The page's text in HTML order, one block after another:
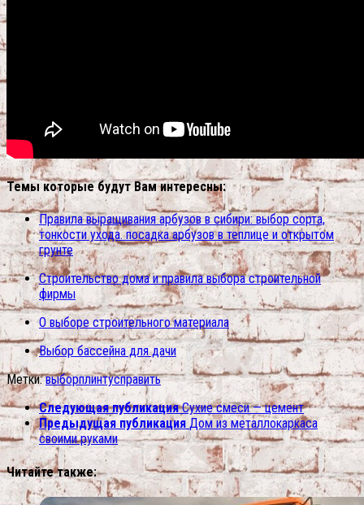
Темы которые будут Вам интересны:
Правила выращивания арбузов в сибири: выбор сорта,
тонкости ухода. посадка арбузов в теплице и открытом
грунте
Строительство дома и правила выбора строительной
фирмы
О выборе строительного материала
Выбор бассейна для дачи
Метки: выборплинтусправить
Следующая публикация Сухие смеси — цемент
Предыдущая публикация Дом из металлокаркаса
своими руками
Читайте также: